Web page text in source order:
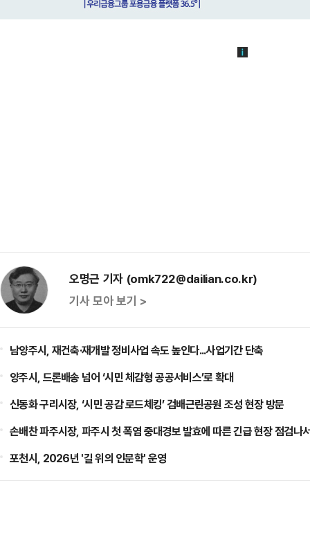
오명근 기자 (omk722@dailian.co.kr)
기사 모아 보기 >
남양주시, 재건축·재개발 정비사업 속도 높인다...사업기간 단축
양주시, 드론배송 넘어 ‘시민 체감형 공공서비스’로 확대
신동화 구리시장, ‘시민 공감 로드체킹’ 검배근린공원 조성 현장 방문
손배찬 파주시장, 파주시 첫 폭염 중대경보 발효에 따른 긴급 현장 점검나
포천시, 2026년 '길 위의 인문학' 운영